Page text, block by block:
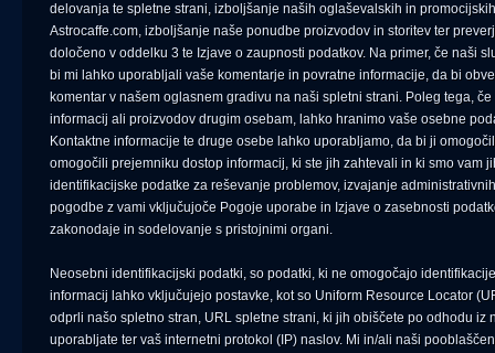
delovanja te spletne strani, izboljšanje naših oglaševalskih in
Astrocaffe.com, izboljšanje naše ponudbe proizvodov in storitev ter
določeno v oddelku 3 te Izjave o zaupnosti podatkov. Na primer, če naši
bi mi lahko uporabljali vaše komentarje in povratne informacije, da bi
komentar v našem oglasnem gradivu na naši spletni strani. Poleg tega,
informacij ali proizvodov drugim osebam, lahko hranimo vaše osebne
Kontaktne informacije te druge osebe lahko uporabljamo, da bi ji
omogočili prejemniku dostop informacij, ki ste jih zahtevali in ki smo vam
identifikacijske podatke za reševanje problemov, izvajanje
pogodbe z vami vključujoče Pogoje uporabe in Izjave o zasebnosti
zakonodaje in sodelovanje s pristojnimi organi.
Neosebni identifikacijski podatki, so podatki, ki ne omogočajo
informacij lahko vključujejo postavke, kot so Uniform Resource Locator
odprli našo spletno stran, URL spletne strani, ki jih obiščete po odhodu iz
uporabljate ter vaš internetni protokol (IP) naslov. Mi in/ali naši